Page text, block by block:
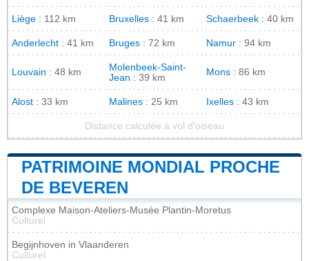
Liège : 112 km Bruxelles : 41 km Schaerbeek : 40 km
Anderlecht : 41 km Bruges : 72 km Namur : 94 km
Louvain : 48 km
Molenbeek-Saint-
Jean : 39 km
Mons : 86 km
Alost : 33 km Malines : 25 km Ixelles : 43 km
Distance calculée à vol d'oiseau
PATRIMOINE MONDIAL PROCHE
DE BEVEREN
Complexe Maison-Ateliers-Musée Plantin-Moretus
Culturel
Begijnhoven in Vlaanderen
Culturel